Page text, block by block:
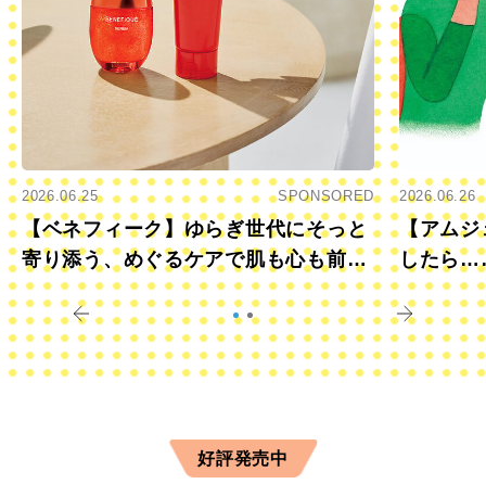
2026.06.25 SPONSORED
【ベネフィーク】ゆらぎ世代にそっと
寄り添う、めぐるケアで肌も心も前向
きに
2026.06.26
【アムジ
したら
すか？
好評発売中